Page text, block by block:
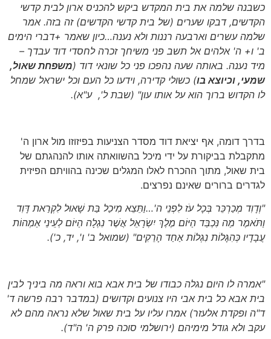
כשבנה שלמה את בית המקדש ביקש להכניס ארון לבית קדשי
הקדשים, דבקו שערים (של בית קדשי הקדשים)זה בזה. אמר
שלמה עשרים וארבעה רננות ולא נענה…כיון שאמר +דברי הימים
ב' ו+ ה' אלהים אל תשב פני משיחך זכרה לחסדי דוד עבדך –
מיד נענה. באותה שעה נהפכו פני כל שונאי דוד (משפחת שאול,
שמעי, וכיוצא בו) כשולי קדירה, וידעו כל העם וכל ישראל שמחל
לו הקדוש ברוך הוא על אותו עון" (שבת ל', ע"א).
בדרך דומה, אף יציאת דוד מסדר הצניעות בפיזוזו מול ארון ה'
מתקבלת בביקורת על ידי מיכל בהשוואתה אותו להנהגתם של
בית שאול, מתוך ההכרח לאלו המגלים שכינה בהוויתם הפיזית
לגדרים ברורים שאינם נפרצים.
"וְדָוִד מְכַרְכֵּר בְּכָל עֹז לִפְנֵי ה'…וַתֵּצֵא מִיכַל בַּת שָׁאוּל לִקְרַאת דָּוִד
וַתֹּאמֶר מַה נִּכְבַּד הַיּוֹם מֶלֶךְ יִשְׂרָאֵל אֲשֶׁר נִגְלָה הַיּוֹם לְעֵינֵי אַמְהוֹת
עֲבָדָיו כְּהִגָּלוֹת נִגְלוֹת אַחַד הָרֵקִים" (שמואל ב' ו', יד, כ').
"אמרה לו היום נגלה כבודו של בית אבא בוא וראה מה ביניך לבין
בית אבא כל בית אבי היו צנועים וקדושים (במדבר רבה פרשה ד'
ד"ה ופקדת אלעזר)אמרו עליו על בית שאול שלא נראה מהם לא
עקב ולא גודל מימיהם (ירושלמי סוכה פרק ה' ה"ד).